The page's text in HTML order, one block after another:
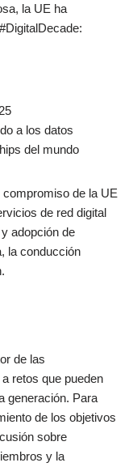
la UE ha
a los datos
del mundo
de la UE
de red digital
adopción de
la conducción
de las
retos que pueden
generación. Para
de los objetivos
sobre
y la